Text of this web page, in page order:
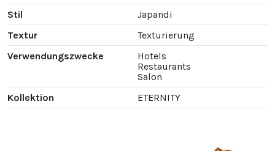
Stil
Japandi
Textur
Texturierung
Verwendungszwecke
Hotels
Restaurants
Salon
Kollektion
ETERNITY